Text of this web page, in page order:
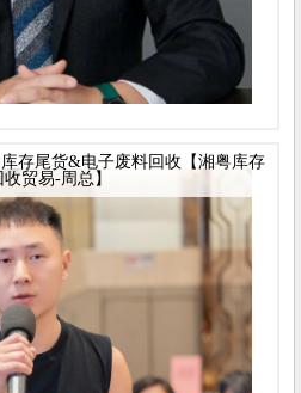
存尾货&电子废料回收【湘粤库存
贸易-周总】